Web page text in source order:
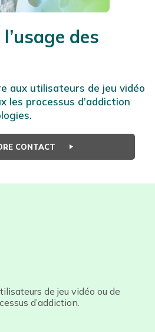
des
aux utilisateurs de jeu vidéo
les processus d’addiction
CONTACT
de jeu vidéo ou de
d’addiction.